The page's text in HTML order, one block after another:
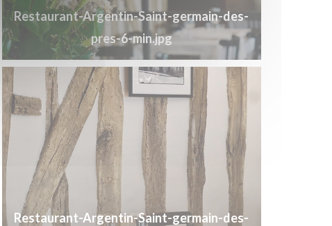
Restaurant-Argentin-Saint-germain-des-
pres-6-min.jpg
Restaurant-Argentin-Saint-germain-des-